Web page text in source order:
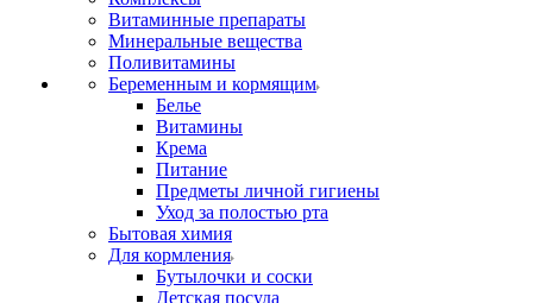
Витаминные препараты
Минеральные вещества
Поливитамины
Беременным и кормящим
Белье
Витамины
Крема
Питание
Предметы личной гигиены
Уход за полостью рта
Бытовая химия
Для кормления
Бутылочки и соски
Детская посуда